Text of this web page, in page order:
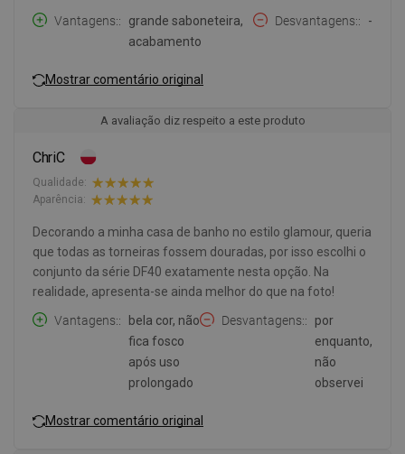
Vantagens:
grande saboneteira,
acabamento
Desvantagens: -
Mostrar comentário original
A avaliação diz respeito a este produto
ChriC
Qualidade:
Aparência:
Decorando a minha casa de banho no estilo glamour, queria
que todas as torneiras fossem douradas, por isso escolhi o
conjunto da série DF40 exatamente nesta opção. Na
realidade, apresenta-se ainda melhor do que na foto!
Vantagens:
bela cor, não
fica fosco
após uso
prolongado
Desvantagens:
por
enquanto,
não
observei
Mostrar comentário original